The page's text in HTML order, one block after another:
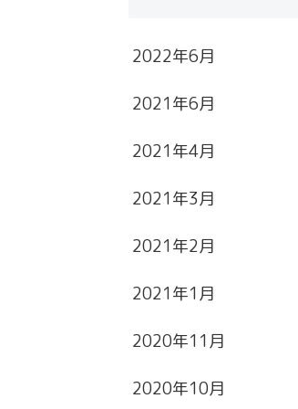
2022年6月
2021年6月
2021年4月
2021年3月
2021年2月
2021年1月
2020年11月
2020年10月